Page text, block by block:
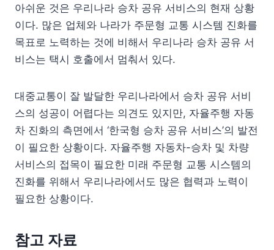
아쉬운 것은 우리나라 승차 공유 서비스의 현재 상황
이다. 많은 업체와 나라가 주문형 교통 시스템 진화를
목표로 노력하는 것에 비해서 우리나라 승차 공유 서
비스는 택시 호출에서 멈춰서 있다.
대중교통이 잘 발달한 우리나라에서 승차 공유 서비
스의 성공이 어렵다는 의견도 있지만, 자율주행 자동
차 진화의 측면에서 ‘한국형 승차 공유 서비스’의 발전
이 필요한 상황이다. 자율주행 자동차-승차 및 차량
서비스의 접목이 필요한 미래 주문형 교통 시스템의
진화를 위해서 우리나라에서도 많은 협력과 노력이
필요한 상황이다.
참고 자료